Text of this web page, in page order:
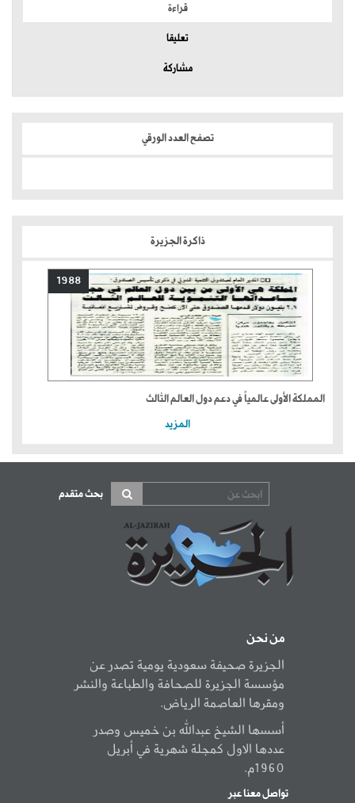
قراءة
تعليقا
مشاركة
تصفح العدد الورقي
ذاكرة الجزيرة
1988
المملكة الأولى عالمياً في دعم دول العالم الثالث
المزيد
بحث متقدم
من نحن
الجزيرة صحيفة سعودية يومية تصدر عن
مؤسسة الجزيرة للصحافة والطباعة والنشر
ومقرها العاصمة الرياض.
أسسها الشيخ عبدالله بن خميس وصدر
عددها الاول كمجلة شهرية في أبريل
1960م.
تواصل معنا عبر